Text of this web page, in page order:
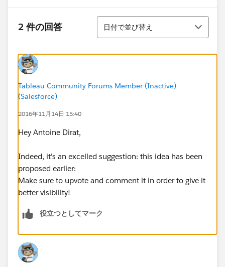
2 件の回答
並び替え
日付で並び替え
Tableau Community Forums Member (Inactive)
(Salesforce)
2016年11月14日 15:40
Hey Antoine Dirat,
Indeed, it's an excelled suggestion: this idea has been
proposed earlier:
Make sure to upvote and comment it in order to give it
better visibility!
役立つとしてマーク